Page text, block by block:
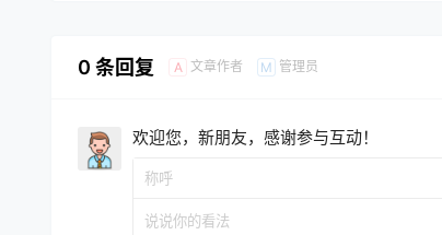
0 条回复 A 文章作者 M 管理员
欢迎您，新朋友，感谢参与互动！